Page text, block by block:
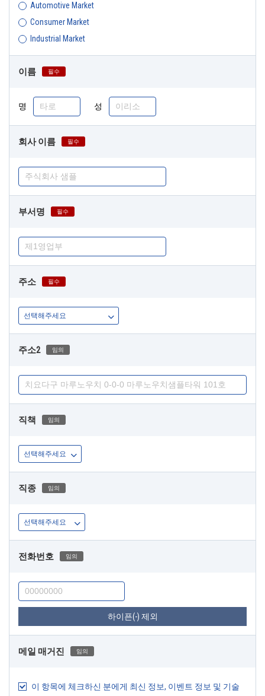
Automotive Market
Consumer Market
Industrial Market
이름 필수
명 성
회사 이름 필수
부서명 필수
주소 필수
주소2 임의
직책 임의
직종 임의
전화번호 임의
하이픈(-) 제외
메일 매거진 임의
이 항목에 체크하신 분에게 최신 정보, 이벤트 정보 및 기술